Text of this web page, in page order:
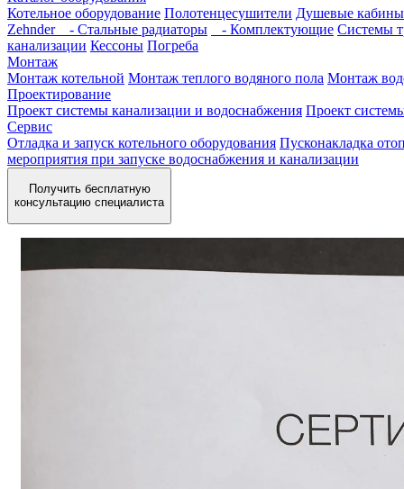
Котельное оборудование Полотенцесушители Душевые кабины
Zehnder
- Стальные радиаторы - Комплектующие Системы
канализации Кессоны Погреба
Монтаж
Монтаж котельной Монтаж теплого водяного пола Монтаж
Проектирование
Проект системы канализации и водоснабжения Проект
Сервис
Отладка и запуск котельного оборудования Пусконакладка
мероприятия при запуске водоснабжения и канализации
Получить бесплатную
консультацию специалиста